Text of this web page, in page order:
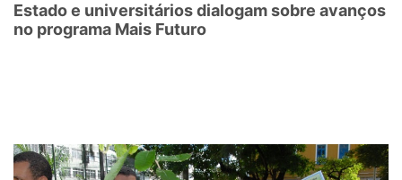
Estado e universitários dialogam sobre avanços
no programa Mais Futuro